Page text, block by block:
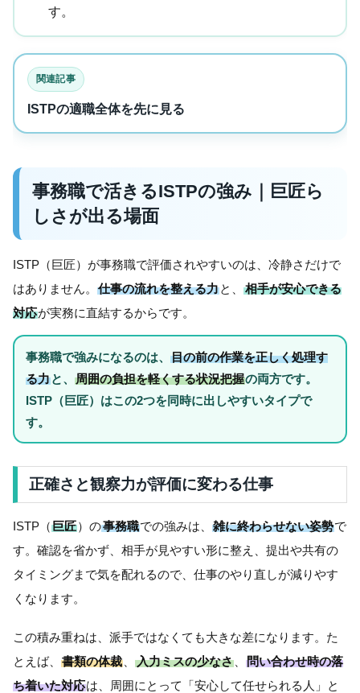
す。
関連記事
ISTPの適職全体を先に見る
事務職で活きるISTPの強み｜巨匠ら
しさが出る場面
ISTP（巨匠）が事務職で評価されやすいのは、冷静さだけで
はありません。 仕事の流れを整える力と、相手が安心できる
対応が実務に直結するからです。
事務職で強みになるのは、 目の前の作業を正しく処理す
る力と、 周囲の負担を軽くする状況把握の両方です。
ISTP（巨匠）はこの2つを同時に出しやすいタイプで
す。
正確さと観察力が評価に変わる仕事
ISTP（巨匠）の事務職での強みは、 雑に終わらせない姿勢で
す。確認を省かず、相手が見やすい形に整え、提出や共有の
タイミングまで気を配れるので、仕事のやり直しが減りやす
くなります。
この積み重ねは、派手ではなくても大きな差になります。た
とえば、 書類の体裁 、入力ミスの少なさ、 問い合わせ時の落
ち着いた対応は、周囲にとって「安心して任せられる人」と